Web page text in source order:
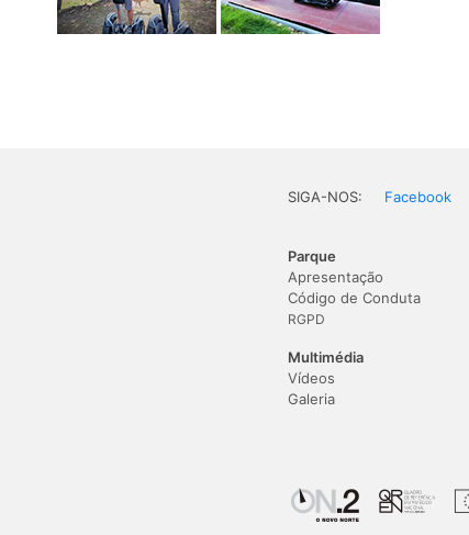
SIGA-NOS: Facebook
Parque
Apresentação
Código de Conduta
RGPD
Multimédia
Vídeos
Galeria